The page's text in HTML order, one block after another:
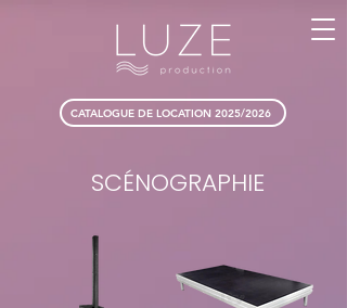
CATALOGUE DE LOCATION 2025/2026
SCÉNOGRAPHIE